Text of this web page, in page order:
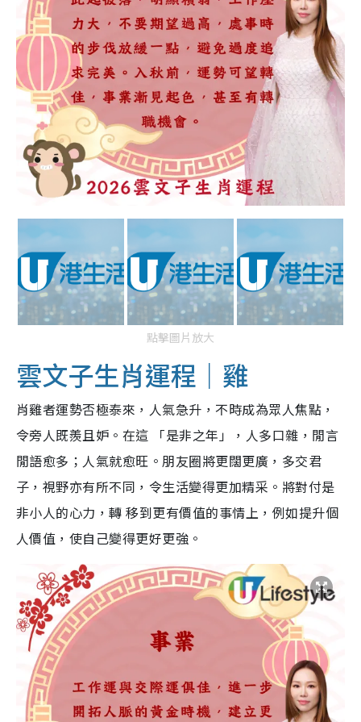
點擊圖片放大
雲文子生肖運程｜雞
肖雞者運勢否極泰來，人氣急升，不時成為眾人焦點，
令旁人既羨且妒。在這 「是非之年」，人多口雜，閒言
閒語愈多；人氣就愈旺。朋友圈將更闊更廣，多交君
子，視野亦有所不同，令生活變得更加精采。將對付是
非小人的心力，轉 移到更有價值的事情上，例如提升個
人價值，使自己變得更好更強。